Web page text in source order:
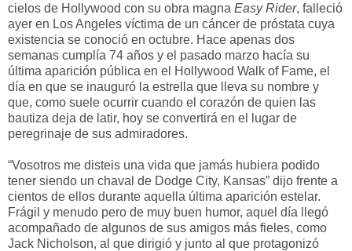
cielos de Hollywood con su obra magna Easy Rider, falleció
ayer en Los Angeles víctima de un cáncer de próstata cuya
existencia se conoció en octubre. Hace apenas dos
semanas cumplía 74 años y el pasado marzo hacía su
última aparición pública en el Hollywood Walk of Fame, el
día en que se inauguró la estrella que lleva su nombre y
que, como suele ocurrir cuando el corazón de quien las
bautiza deja de latir, hoy se convertirá en el lugar de
peregrinaje de sus admiradores.
“Vosotros me disteis una vida que jamás hubiera podido
tener siendo un chaval de Dodge City, Kansas” dijo frente a
cientos de ellos durante aquella última aparición estelar.
Frágil y menudo pero de muy buen humor, aquel día llegó
acompañado de algunos de sus amigos más fieles, como
Jack Nicholson, al que dirigió y junto al que protagonizó